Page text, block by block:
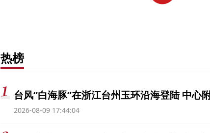
热榜
台风“白海豚”在浙江台州玉环沿海登陆 中心
2026-08-09 17:44:04